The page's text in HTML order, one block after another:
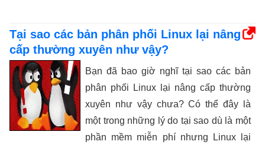
Tại sao các bản phân phối Linux lại nâng
cấp thường xuyên như vậy?
Bạn đã bao giờ nghĩ tại sao các bản
phân phối Linux lại nâng cấp thường
xuyên như vậy chưa? Có thể đây là
một trong những lý do tại sao dù là một
phần mềm miễn phí nhưng Linux lại